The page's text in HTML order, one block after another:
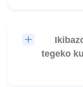
tegeko